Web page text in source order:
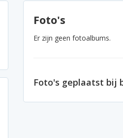
Foto's
Er zijn geen fotoalbums.
Foto's geplaatst bij